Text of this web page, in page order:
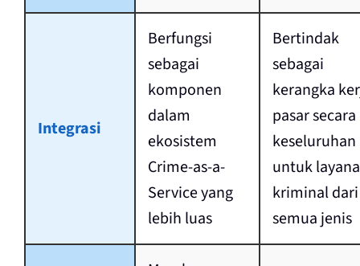
Integrasi
Berfungsi
sebagai
komponen
dalam
ekosistem
Crime-as-a-
Service yang
lebih luas
Bertindak
sebagai
kerangka
pasar secara
keseluruhan
untuk
kriminal dari
semua jenis